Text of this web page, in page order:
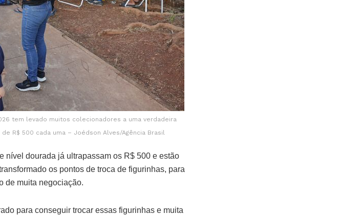
tem levado muitos colecionadores a uma verdadeira
R$ 500 cada uma – Joédson Alves/Agência Brasil
nível dourada já ultrapassam os R$ 500 e estão
os pontos de troca de figurinhas, para
de muita negociação.
para conseguir trocar essas figurinhas e muita